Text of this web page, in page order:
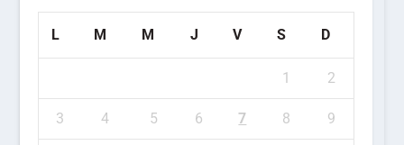
L M M J V S D
1 2
3 4 5 6 7 8 9